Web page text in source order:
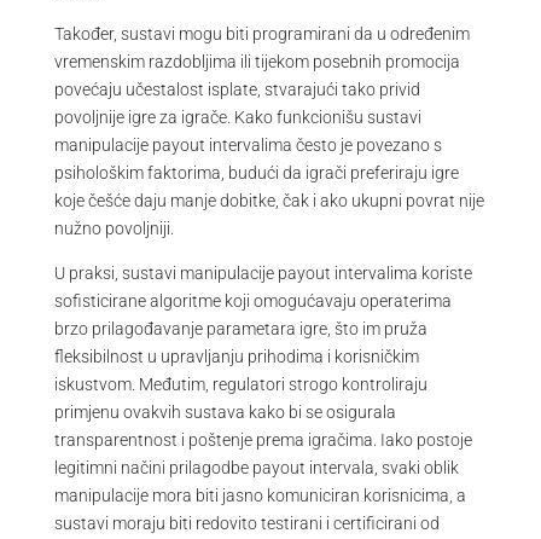
Također, sustavi mogu biti programirani da u određenim
vremenskim razdobljima ili tijekom posebnih promocija
povećaju učestalost isplate, stvarajući tako privid
povoljnije igre za igrače. Kako funkcionišu sustavi
manipulacije payout intervalima često je povezano s
psihološkim faktorima, budući da igrači preferiraju igre
koje češće daju manje dobitke, čak i ako ukupni povrat nije
nužno povoljniji.
U praksi, sustavi manipulacije payout intervalima koriste
sofisticirane algoritme koji omogućavaju operaterima
brzo prilagođavanje parametara igre, što im pruža
fleksibilnost u upravljanju prihodima i korisničkim
iskustvom. Međutim, regulatori strogo kontroliraju
primjenu ovakvih sustava kako bi se osigurala
transparentnost i poštenje prema igračima. Iako postoje
legitimni načini prilagodbe payout intervala, svaki oblik
manipulacije mora biti jasno komuniciran korisnicima, a
sustavi moraju biti redovito testirani i certificirani od